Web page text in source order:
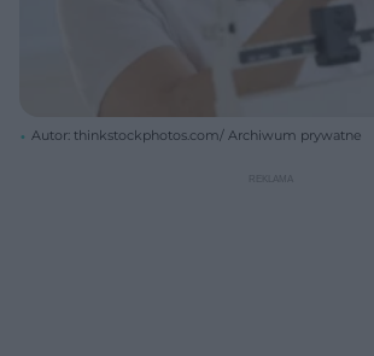
Autor: thinkstockphotos.com/ Archiwum prywatne